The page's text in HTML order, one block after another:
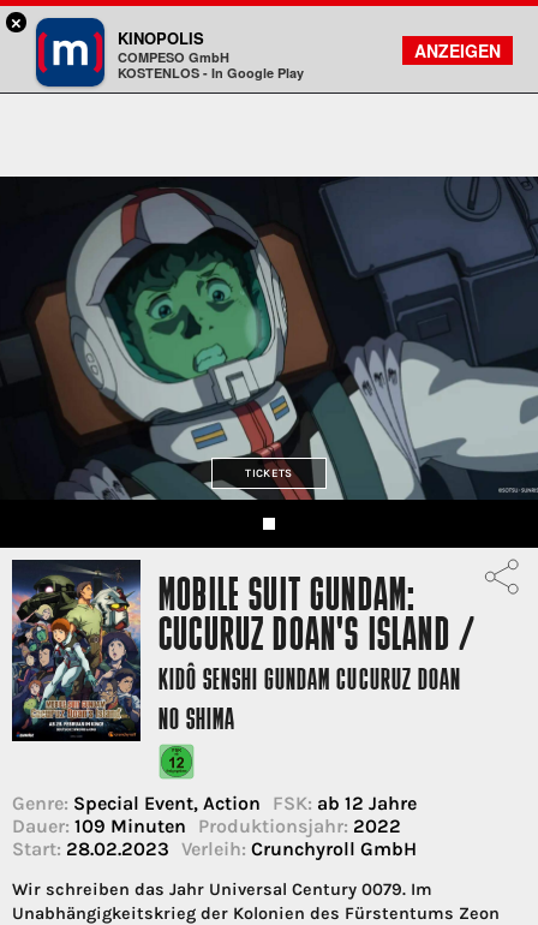
Kinopolis
FILMSUCHE
KONTO
TICKETS
MOBILE SUIT GUNDAM:
CUCURUZ DOAN'S ISLAND /
KIDÔ SENSHI GUNDAM CUCURUZ DOAN
NO SHIMA
Genre: Special Event, Action FSK: ab 12 Jahre
Dauer: 109 Minuten Produktionsjahr: 2022
Start: 28.02.2023 Verleih: Crunchyroll GmbH
Wir schreiben das Jahr Universal Century 0079. Im
Unabhängigkeitskrieg der Kolonien des Fürstentums Zeon
×
KINOPOLIS
COMPESO GmbH
KOSTENLOS - In Google Play
ANZEIGEN